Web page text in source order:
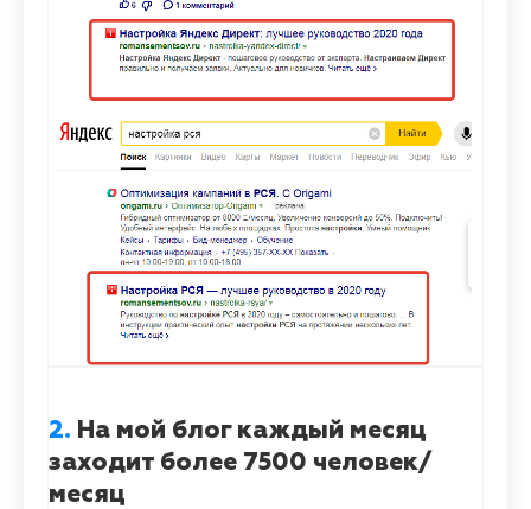
2. На мой блог каждый месяц
заходит более 7500 человек/
месяц